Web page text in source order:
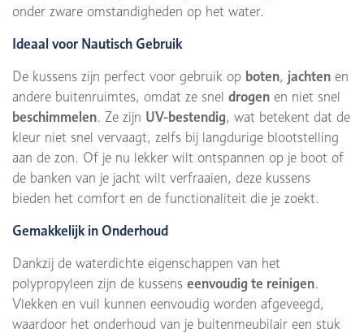
onder zware omstandigheden op het water.
Ideaal voor Nautisch Gebruik
De kussens zijn perfect voor gebruik op boten, jachten en
andere buitenruimtes, omdat ze snel drogen en niet snel
beschimmelen. Ze zijn UV-bestendig, wat betekent dat de
kleur niet snel vervaagt, zelfs bij langdurige blootstelling
aan de zon. Of je nu lekker wilt ontspannen op je boot of
de banken van je jacht wilt verfraaien, deze kussens
bieden het comfort en de functionaliteit die je zoekt.
Gemakkelijk in Onderhoud
Dankzij de waterdichte eigenschappen van het
polypropyleen zijn de kussens eenvoudig te reinigen.
Vlekken en vuil kunnen eenvoudig worden afgeveegd,
waardoor het onderhoud van je buitenmeubilair een stuk